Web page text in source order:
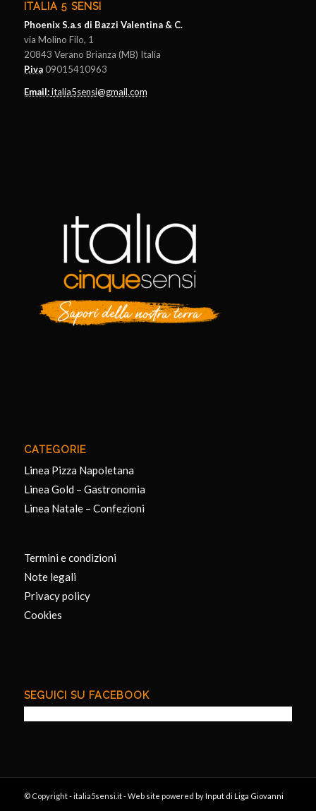
ITALIA 5 SENSI
Phoenix S.a.s di Bazzi Valentina & C.
via Molino Filo, 1
20843 Verano Brianza (MB) Italia
P.iva09015410963
Email:italia5sensi@gmail.com
CATEGORIE
Linea Pizza Napoletana
Linea Gold – Gastronomia
Linea Natale – Confezioni
Termini e condizioni
Note legali
Privacy policy
Cookies
SEGUICI SU FACEBOOK
© Copyright - italia5sensi.it - Web site powered byInput di Liga Giovanni